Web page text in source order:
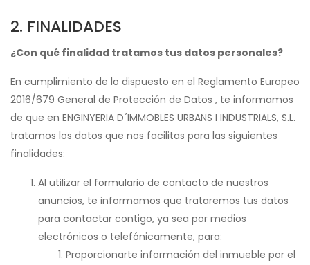
2. FINALIDADES
¿Con qué finalidad tratamos tus datos personales?
En cumplimiento de lo dispuesto en el Reglamento Europeo
2016/679 General de Protección de Datos , te informamos
de que en ENGINYERIA D´IMMOBLES URBANS I INDUSTRIALS, S.L.
tratamos los datos que nos facilitas para las siguientes
finalidades:
Al utilizar el formulario de contacto de nuestros
anuncios, te informamos que trataremos tus datos
para contactar contigo, ya sea por medios
electrónicos o telefónicamente, para:
Proporcionarte información del inmueble por el